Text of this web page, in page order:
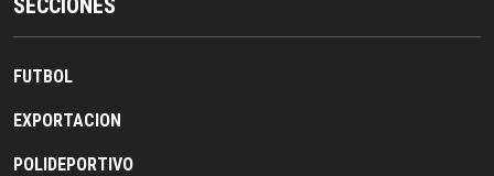
SECCIONES
FUTBOL
EXPORTACION
POLIDEPORTIVO